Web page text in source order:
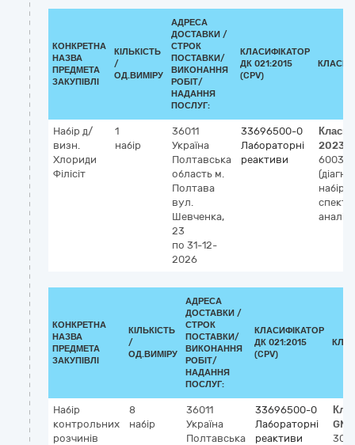
КОНКРЕТНА
НАЗВА
ПРЕДМЕТА
ЗАКУПІВЛІ
КІЛЬКІСТЬ
/
ОД.ВИМІРУ
АДРЕСА
ДОСТАВКИ /
СТРОК
ПОСТАВКИ/
ВИКОНАННЯ
РОБІТ/
НАДАННЯ
ПОСЛУГ:
КЛАСИФІКАТОР
ДК 021:2015
(CPV)
Набір д/
визн.
Хлориди
Філісіт
1
набір
36011
Україна
Полтавська
область м.
Полтава
вул.
Шевченка,
23
по 31-12-
2026
33696500-0
Лабораторні
реактиви
2023
60037
набір,
аналіз
КОНКРЕТНА
НАЗВА
ПРЕДМЕТА
ЗАКУПІВЛІ
КІЛЬКІСТЬ
/
ОД.ВИМІРУ
АДРЕСА
ДОСТАВКИ /
СТРОК
ПОСТАВКИ/
ВИКОНАННЯ
РОБІТ/
НАДАННЯ
ПОСЛУГ:
КЛАСИФІКАТОР
ДК 021:2015
(CPV)
Набір
контрольних
розчинів
8
набір
36011
Україна
Полтавська
33696500-0
Лабораторні
реактиви